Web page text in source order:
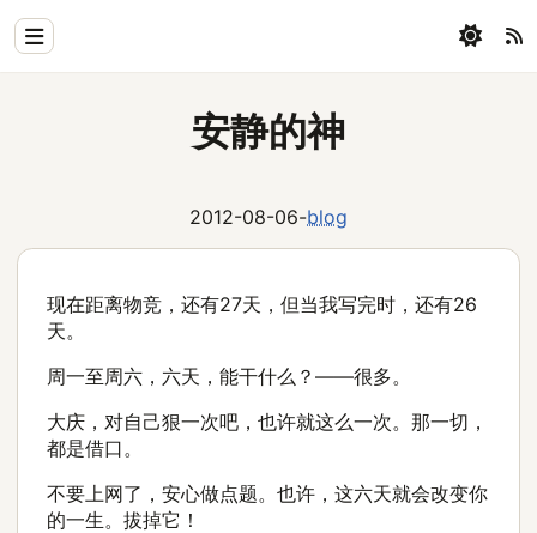
Coding
All
安静的神
2012-08-06-blog
现在距离物竞，还有27天，但当我写完时，还有26
天。
周一至周六，六天，能干什么？——很多。
大庆，对自己狠一次吧，也许就这么一次。那一切，
都是借口。
不要上网了，安心做点题。也许，这六天就会改变你
的一生。拔掉它！